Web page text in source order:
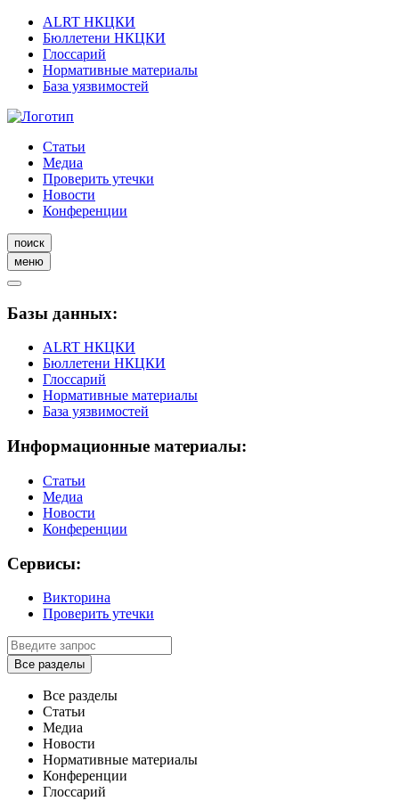
ALRT НКЦКИ
Бюллетени НКЦКИ
Глоссарий
Нормативные материалы
База уязвимостей
Статьи
Медиа
Проверить утечки
Новости
Конференции
поиск
меню
Базы данных:
ALRT НКЦКИ
Бюллетени НКЦКИ
Глоссарий
Нормативные материалы
База уязвимостей
Информационные материалы:
Статьи
Медиа
Новости
Конференции
Сервисы:
Викторина
Проверить утечки
Все разделы
Все разделы
Статьи
Медиа
Новости
Нормативные материалы
Конференции
Глоссарий